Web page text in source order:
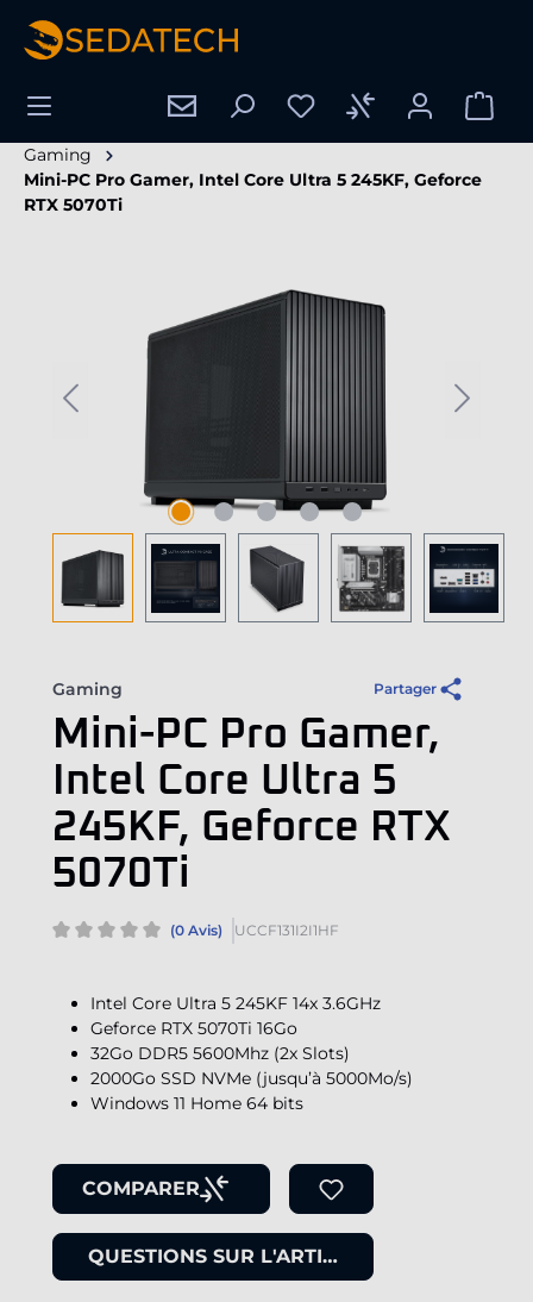
principal
Gaming
Mini-PC Pro Gamer, Intel Core Ultra 5 245KF, Geforce
RTX 5070Ti
Gaming Partager
Mini-PC Pro Gamer,
Intel Core Ultra 5
245KF, Geforce RTX
5070Ti
(0 Avis) UCCF131I2I1HF
Intel Core Ultra 5 245KF 14x 3.6GHz
Geforce RTX 5070Ti 16Go
32Go DDR5 5600Mhz (2x Slots)
2000Go SSD NVMe (jusqu’à 5000Mo/s)
Windows 11 Home 64 bits
COMPARER
QUESTIONS SUR L'ARTICLE